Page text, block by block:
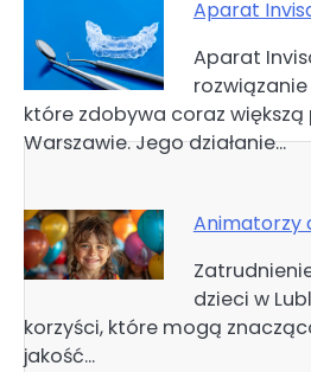
Aparat
Aparat
które zdobywa coraz
Warszawie. Jego działanie…
Animatorzy
dzieci w
korzyści, które mogą
jakość…
Nawigacja
wpisu